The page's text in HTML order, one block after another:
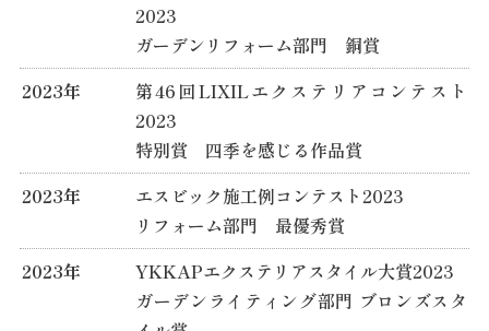
2023
ガーデンリフォーム部門 銅賞
2023年
第46回LIXILエクステリアコンテスト
2023
特別賞 四季を感じる作品賞
2023年
エスビック施工例コンテスト2023
リフォーム部門 最優秀賞
2023年
YKKAPエクステリアスタイル大賞2023
ガーデンライティング部門 ブロンズスタ